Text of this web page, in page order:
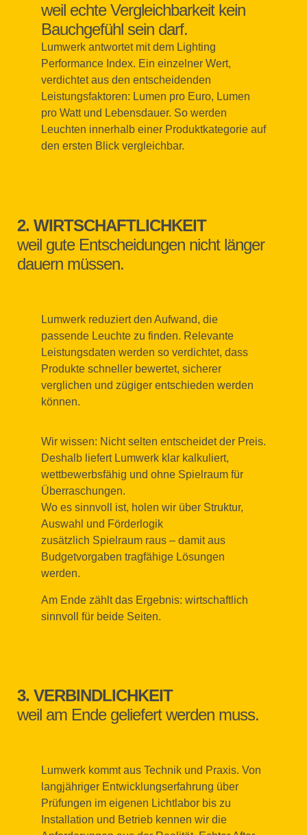
weil echte Vergleichbarkeit kein
Bauchgefühl sein darf.
Lumwerk antwortet mit dem Lighting
Performance Index. Ein einzelner Wert,
verdichtet aus den entscheidenden
Leistungsfaktoren: Lumen pro Euro, Lumen
pro Watt und Lebensdauer. So werden
Leuchten innerhalb einer Produktkategorie auf
den ersten Blick vergleichbar.
2. WIRTSCHAFTLICHKEIT
weil gute Entscheidungen nicht länger
dauern müssen.
Lumwerk reduziert den Aufwand, die
passende Leuchte zu finden. Relevante
Leistungsdaten werden so verdichtet, dass
Produkte schneller bewertet, sicherer
verglichen und zügiger entschieden werden
können.
Wir wissen: Nicht selten entscheidet der Preis.
Deshalb liefert Lumwerk klar kalkuliert,
wettbewerbsfähig und ohne Spielraum für
Überraschungen.
Wo es sinnvoll ist, holen wir über Struktur,
Auswahl und Förderlogik
zusätzlich Spielraum raus – damit aus
Budgetvorgaben tragfähige Lösungen
werden.
Am Ende zählt das Ergebnis: wirtschaftlich
sinnvoll für beide Seiten.
3. VERBINDLICHKEIT
weil am Ende geliefert werden muss.
Lumwerk kommt aus Technik und Praxis. Von
langjähriger Entwicklungserfahrung über
Prüfungen im eigenen Lichtlabor bis zu
Installation und Betrieb kennen wir die